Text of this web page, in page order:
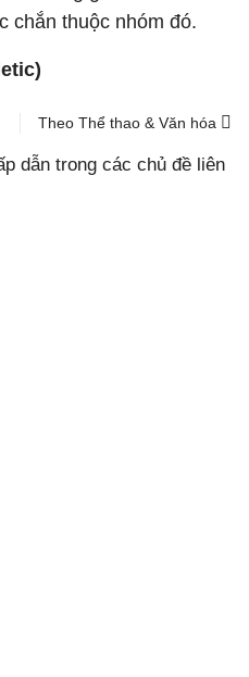
chắn thuộc nhóm đó.
Theo Thể thao & Văn hóa
dẫn trong các chủ đề liên